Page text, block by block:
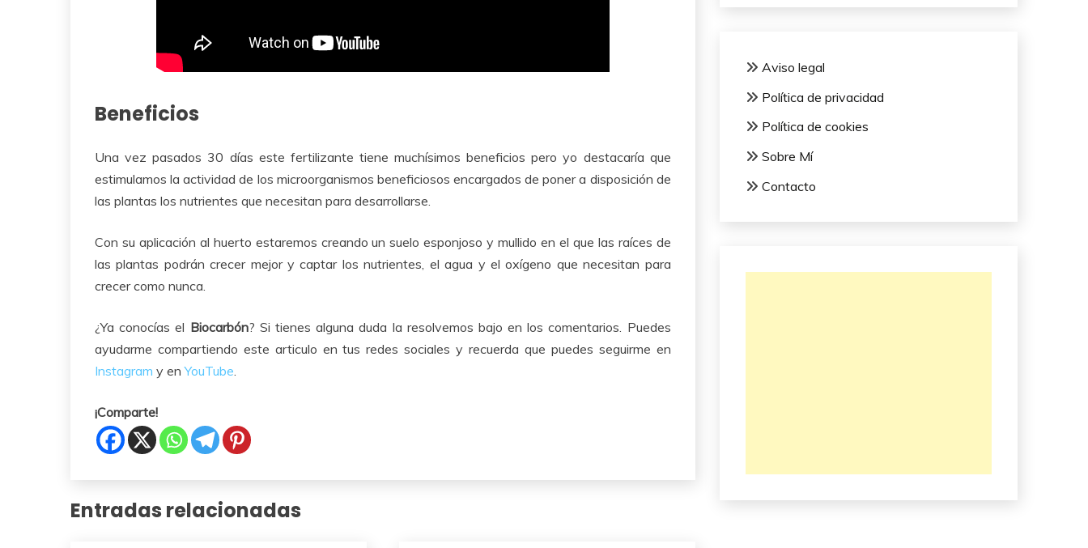
Beneficios
Una vez pasados 30 días este fertilizante tiene muchísimos beneficios pero yo destacaría que
estimulamos la actividad de los microorganismos beneficiosos encargados de poner a disposición de
las plantas los nutrientes que necesitan para desarrollarse.
Con su aplicación al huerto estaremos creando un suelo esponjoso y mullido en el que las raíces de
las plantas podrán crecer mejor y captar los nutrientes, el agua y el oxígeno que necesitan para
crecer como nunca.
¿Ya conocías el Biocarbón? Si tienes alguna duda la resolvemos bajo en los comentarios. Puedes
ayudarme compartiendo este articulo en tus redes sociales y recuerda que puedes seguirme en
Instagram y enYouTube.
¡Comparte!
Entradas relacionadas
Aviso legal
Política de privacidad
Política de cookies
Sobre Mí
Contacto